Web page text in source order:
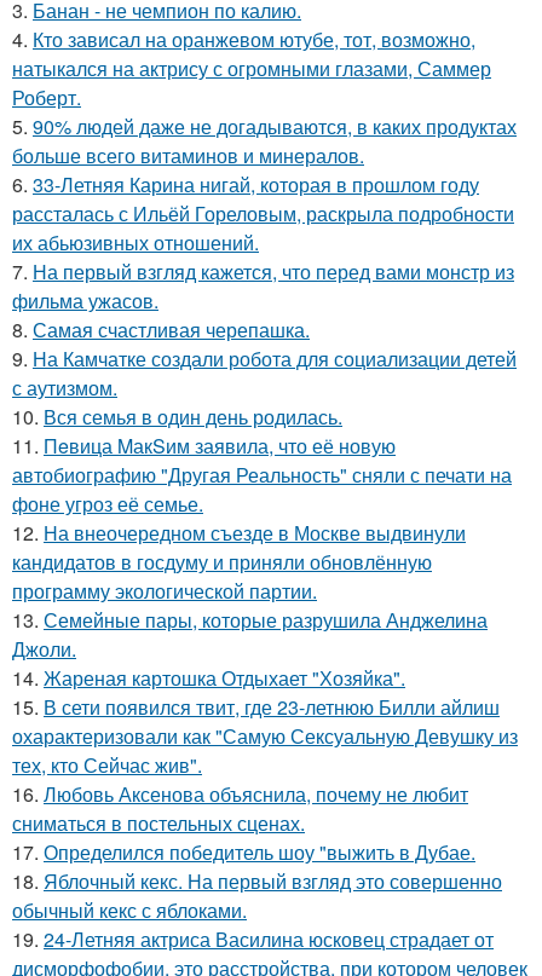
3. Банан - не чемпион по калию.
4. Кто зависал на оранжевом ютубе, тот, возможно,
натыкался на актрису с огромными глазами, Саммер
Роберт.
5. 90% людей даже не догадываются, в каких продуктах
больше всего витаминов и минералов.
6. 33-Летняя Карина нигай, которая в прошлом году
рассталась с Ильёй Гореловым, раскрыла подробности
их абьюзивных отношений.
7. На первый взгляд кажется, что перед вами монстр из
фильма ужасов.
8. Самая счастливая черепашка.
9. На Камчатке создали робота для социализации детей
с аутизмом.
10. Вся семья в один день родилась.
11. Пeвица MакSим заявила, что её новую
автобиографию "Другая Реальность" сняли с печати на
фоне угроз её семье.
12. На внеочередном съезде в Москве выдвинули
кандидатов в госдуму и приняли обновлённую
программу экологической партии.
13. Семейные пары, которые разрушила Анджелина
Джоли.
14. Жареная картошка Отдыхает "Хозяйка".
15. В сети появился твит, где 23-летнюю Билли айлиш
охарактеризовали как "Самую Сексуальную Девушку из
тех, кто Сейчас жив".
16. Любовь Аксенова объяснила, почему не любит
сниматься в постельных сценах.
17. Определился победитель шоу "выжить в Дубае.
18. Яблочный кекс. На первый взгляд это совершенно
обычный кекс с яблоками.
19. 24-Летняя актриса Василина юсковец страдает от
дисморфофобии, это расстройства, при котором человек